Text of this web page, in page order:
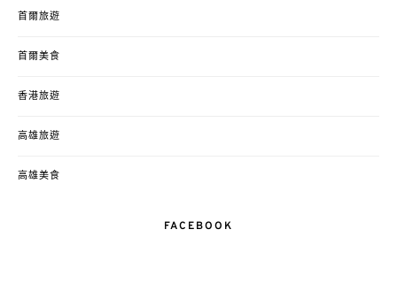
首爾旅遊
首爾美食
香港旅遊
高雄旅遊
高雄美食
FACEBOOK